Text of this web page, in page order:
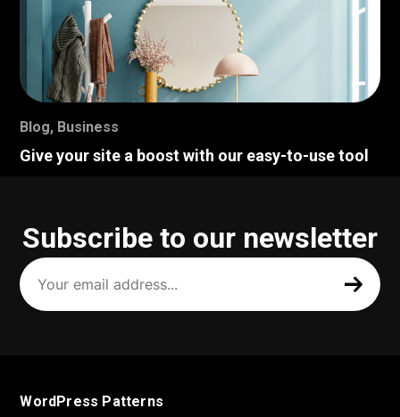
Blog, Business
Give your site a boost with our easy-to-use tool
Subscribe to our newsletter
Your
email
address
(Required)
WordPress Patterns